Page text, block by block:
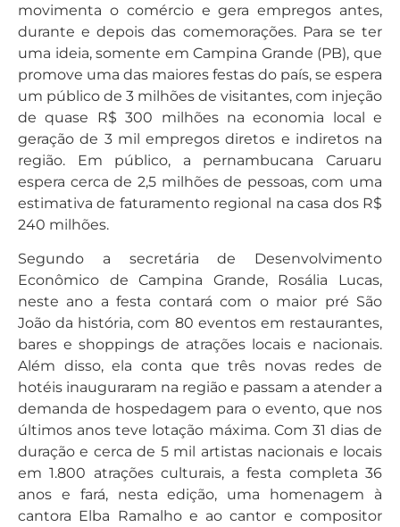
movimenta o comércio e gera empregos antes,
durante e depois das comemorações. Para se ter
uma ideia, somente em Campina Grande (PB), que
promove uma das maiores festas do país, se espera
um público de 3 milhões de visitantes, com injeção
de quase R$ 300 milhões na economia local e
geração de 3 mil empregos diretos e indiretos na
região. Em público, a pernambucana Caruaru
espera cerca de 2,5 milhões de pessoas, com uma
estimativa de faturamento regional na casa dos R$
240 milhões.
Segundo a secretária de Desenvolvimento
Econômico de Campina Grande, Rosália Lucas,
neste ano a festa contará com o maior pré São
João da história, com 80 eventos em restaurantes,
bares e shoppings de atrações locais e nacionais.
Além disso, ela conta que três novas redes de
hotéis inauguraram na região e passam a atender a
demanda de hospedagem para o evento, que nos
últimos anos teve lotação máxima. Com 31 dias de
duração e cerca de 5 mil artistas nacionais e locais
em 1.800 atrações culturais, a festa completa 36
anos e fará, nesta edição, uma homenagem à
cantora Elba Ramalho e ao cantor e compositor